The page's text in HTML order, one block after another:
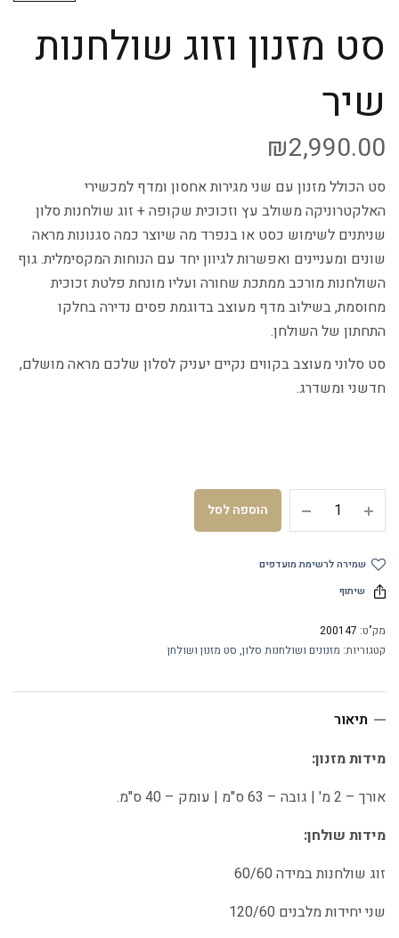
סט מזנון וזוג שולחנות
שיר
₪2,990.00
סט הכולל מזנון עם שני מגירות אחסון ומדף למכשירי
האלקטרוניקה משולב עץ וזכוכית שקופה + זוג שולחנות סלון
שניתנים לשימוש כסט או בנפרד מה שיוצר כמה סגנונות מראה
שונים ומעניינים ואפשרות לגיוון יחד עם הנוחות המקסימלית. גוף
השולחנות מורכב ממתכת שחורה ועליו מונחת פלטת זכוכית
מחוסמת, בשילוב מדף מעוצב בדוגמת פסים נדירה בחלקו
התחתון של השולחן.
סט סלוני מעוצב בקווים נקיים יעניק לסלון שלכם מראה מושלם,
חדשני ומשדרג.
הוספה לסל
שמירה לרשימת מועדפים
שיתוף
מק"ט: 200147
קטגוריות: מזנונים ושולחנות סלון, סט מזנון ושולחן
תיאור
מידות מזנון:
אורך – 2 מ' | גובה – 63 ס"מ | עומק – 40 ס"מ.
מידות שולחן:
זוג שולחנות במידה 60/60
שני יחידות מלבנים 120/60